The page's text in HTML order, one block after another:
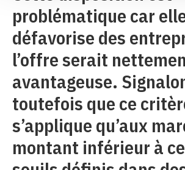
problématique car
défavorise des
l’offre serait
avantageuse.
toutefois que ce
s’applique qu’aux
montant inférieur à